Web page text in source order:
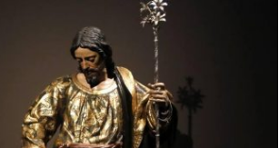
Edad
Media
y
comienzos
de
la
Modernidad